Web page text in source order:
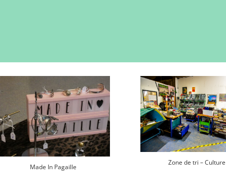
Made In Pagaille
Zone de tri – Culture